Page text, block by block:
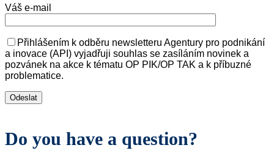
Váš e-mail
Přihlášením k odběru newsletteru Agentury pro podnikání
a inovace (API) vyjadřuji souhlas se zasíláním novinek a
pozvánek na akce k tématu OP PIK/OP TAK a k příbuzné
problematice.
Do you have a question?